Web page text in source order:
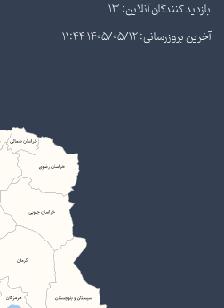
بازدید کنندگان آنلاین: 13
آخرین بروزرسانی: 1405/05/12 11:44